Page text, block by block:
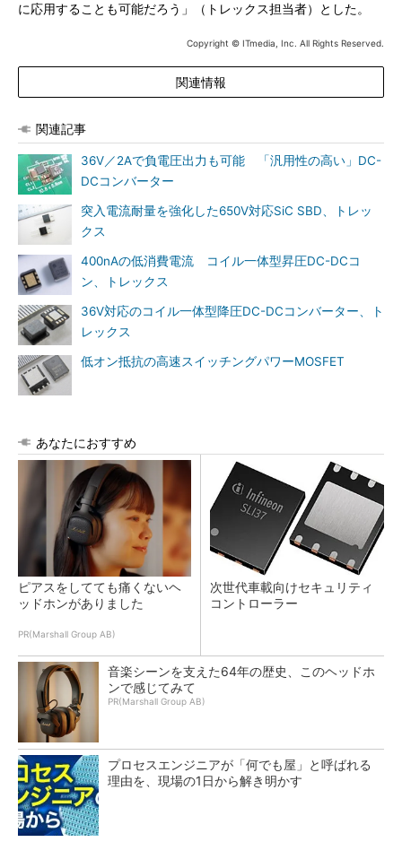
に応用することも可能だろう」（トレックス担当者）とした。
Copyright © ITmedia, Inc. All Rights Reserved.
関連情報
関連記事
36V／2Aで負電圧出力も可能 「汎用性の高い」DC-
DCコンバーター
突入電流耐量を強化した650V対応SiC SBD、トレッ
クス
400nAの低消費電流 コイル一体型昇圧DC-DCコ
ン、トレックス
36V対応のコイル一体型降圧DC-DCコンバーター、ト
レックス
低オン抵抗の高速スイッチングパワーMOSFET
あなたにおすすめ
ピアスをしてても痛くないヘ
ッドホンがありました
PR(Marshall Group AB)
次世代車載向けセキュリティ
コントローラー
音楽シーンを支えた64年の歴史、このヘッドホ
ンで感じてみて
PR(Marshall Group AB)
プロセスエンジニアが「何でも屋」と呼ばれる
理由を、現場の1日から解き明かす